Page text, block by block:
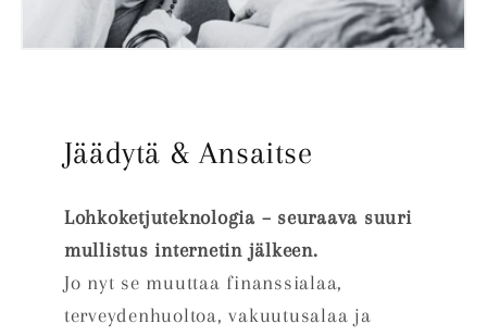
Jäädytä & Ansaitse
Lohkoketjuteknologia – seuraava suuri
mullistus internetin jälkeen.
Jo nyt se muuttaa finanssialaa,
terveydenhuoltoa, vakuutusalaa ja